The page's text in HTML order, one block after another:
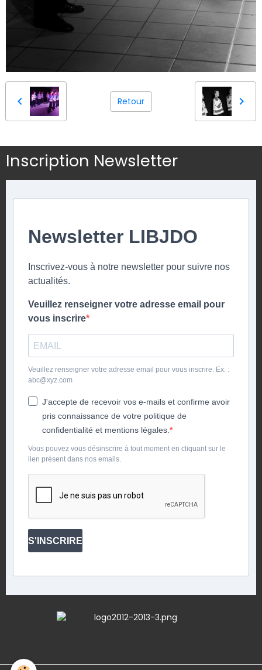
Retour
Inscription Newsletter
Newsletter LIBJDO
Inscrivez-vous à notre newsletter pour suivre nos
actualités.
Veuillez renseigner votre adresse email pour
vous inscrire
Veuillez renseigner votre adresse email pour vous inscrire. Ex. :
abc@xyz.com
J'accepte de recevoir vos e-mails et confirme avoir
pris connaissance de votre politique de
confidentialité et mentions légales.
Vous pouvez vous désinscrire à tout moment en cliquant sur le
lien présent dans nos emails.
S'INSCRIRE